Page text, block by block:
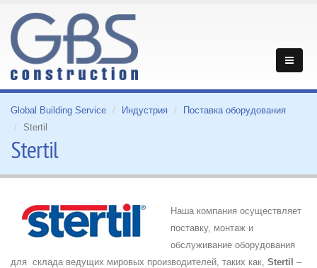
Global Building Service Индустрия
Поставка оборудования
Stertil
Stertil
Наша компания осуществляет
поставку, монтаж и
обслуживание оборудования
для склада ведущих мировых производителей, таких как, Stertil –